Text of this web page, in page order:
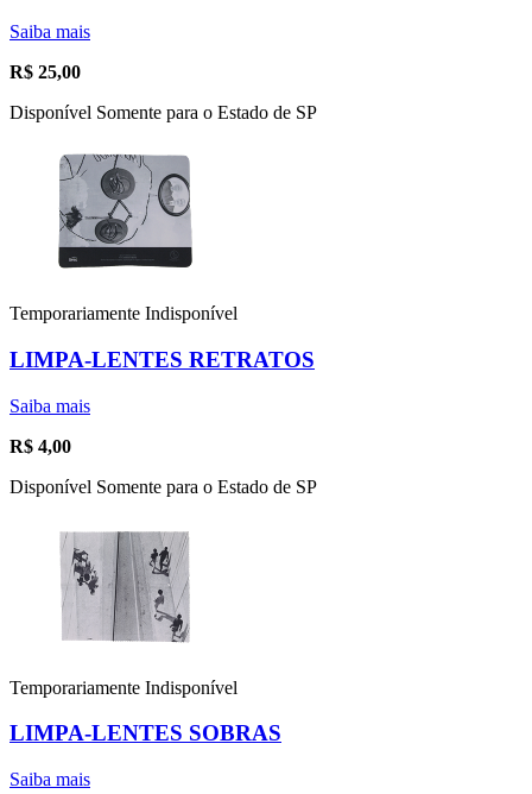
Saiba mais
R$ 25,00
Disponível Somente para o Estado de SP
Temporariamente Indisponível
LIMPA-LENTES RETRATOS
Saiba mais
R$ 4,00
Disponível Somente para o Estado de SP
Temporariamente Indisponível
LIMPA-LENTES SOBRAS
Saiba mais